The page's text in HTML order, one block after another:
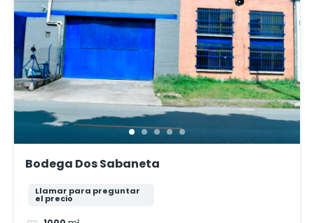
Bodega Dos Sabaneta
Llamar para preguntar
el precio